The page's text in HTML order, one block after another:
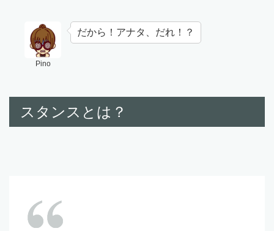
Pino
だから！アナタ、だれ！？
スタンスとは？